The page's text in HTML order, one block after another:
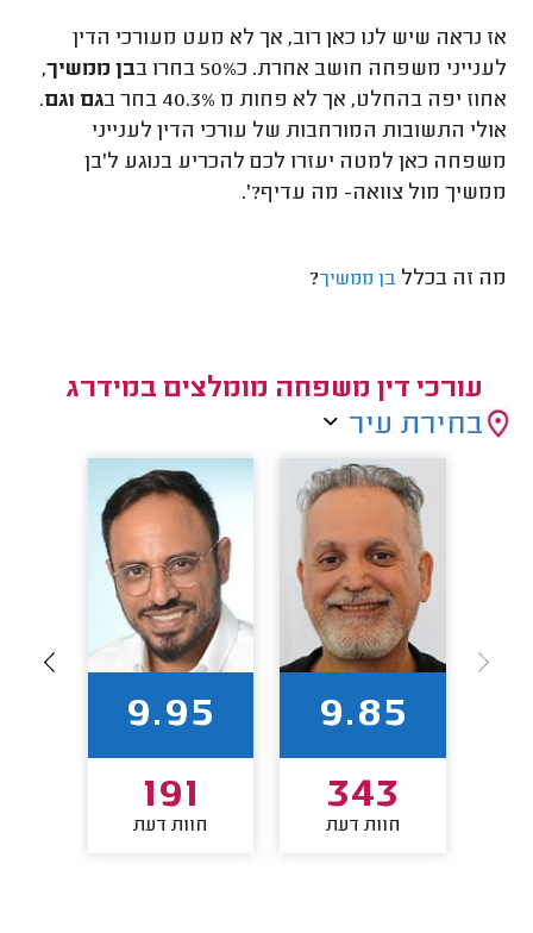
אז נראה שיש לנו כאן רוב, אך לא מעט מעורכי הדין
לענייני משפחה חושב אחרת. כ50% בחרו ב
בן ממשיך,
אחוז יפה בהחלט, אך לא פחות מ 40.3% בחר ב
גם וגם.
אולי התשובות המורחבות של עורכי הדין לענייני
משפחה כאן למטה יעזרו לכם להכריע בנוגע ל'בן
ממשיך מול צוואה- מה עדיף?'.
מה זה בכלל בן ממשיך?
עורכי דין משפחה מומלצים במידרג
בחירת עיר
9.85
343
חוות דעת
9.95
191
חוות דעת